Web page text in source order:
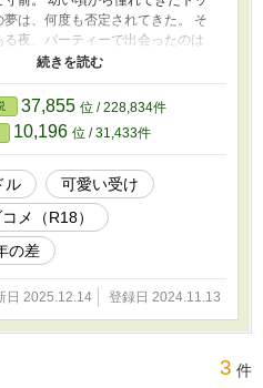
夢は、何度も否定されてきた。 そ
る夜、パーティーで出会ったのは
臨する、完璧すぎる年上の男。
弄されながら、紫音は少しずつ、
う理由を取り戻していく。
37,855 位 / 228,834件
10,196 位 / 31,433件
ル
可愛い受け
メ（R18）
の差
日 2025.12.14 登録日 2024.11.13
3 件